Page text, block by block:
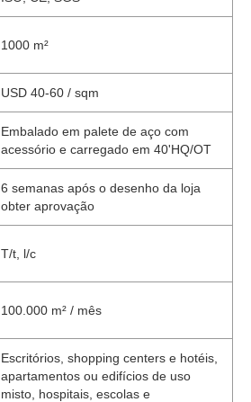
1000 m²
USD 40-60 / sqm
Embalado em palete de aço com
acessório e carregado em 40'HQ/OT
6 semanas após o desenho da loja
obter aprovação
T/t, l/c
100.000 m² / mês
Escritórios, shopping centers e hotéis,
apartamentos ou edifícios de uso
misto, hospitais, escolas e